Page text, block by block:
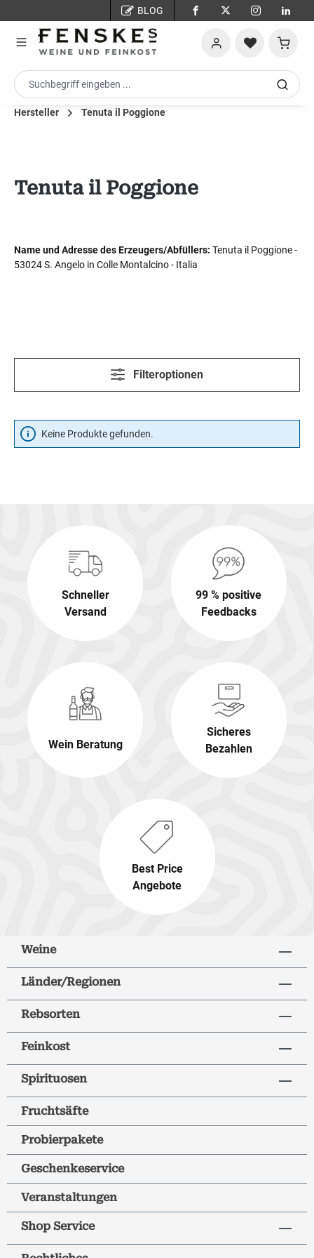
BLOG
Hersteller Tenuta il Poggione
Tenuta il Poggione
Name und Adresse des Erzeugers/Abfüllers: Tenuta il Poggione -
53024 S. Angelo in Colle Montalcino - Italia
Filteroptionen
Keine Produkte gefunden.
Schneller
Versand
99 % positive
Feedbacks
Wein Beratung
Sicheres
Bezahlen
Best Price
Angebote
Weine
Länder/Regionen
Rebsorten
Feinkost
Spirituosen
Fruchtsäfte
Probierpakete
Geschenkeservice
Veranstaltungen
Shop Service